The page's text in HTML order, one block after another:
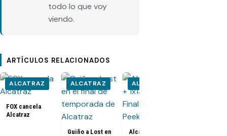
todo lo que voy
viendo.
ARTÍCULOS RELACIONADOS
ALCATRAZ
FOX cancela
Alcatraz
ALCATRAZ
Guiño a Lost en
ALCATRAZ
Alcatraz 1x12 +